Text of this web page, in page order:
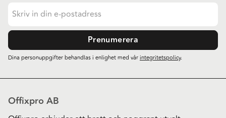
Prenumerera
Dina personuppgifter behandlas i enlighet med vårintegritetspolicy.
Offixpro AB